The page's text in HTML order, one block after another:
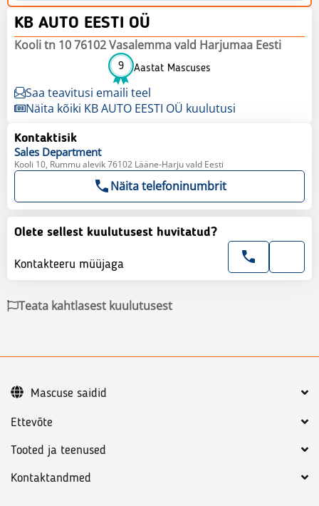
KB AUTO EESTI OÜ
Kooli tn 10 76102 Vasalemma vald Harjumaa Eesti
9 Aastat Mascuses
Saa teavitusi emaili teel
Näita kõiki KB AUTO EESTI OÜ kuulutusi
Kontaktisik
Sales Department
Kooli 10, Rummu alevik 76102 Lääne-Harju vald Eesti
Näita telefoninumbrit
Olete sellest kuulutusest huvitatud?
Kontakteeru müüjaga
Teata kahtlasest kuulutusest
Ettevõte
Tooted ja teenused
Kontaktandmed
Mascuse saidid